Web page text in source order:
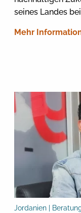
seines Landes
Mehr
Jordanien |